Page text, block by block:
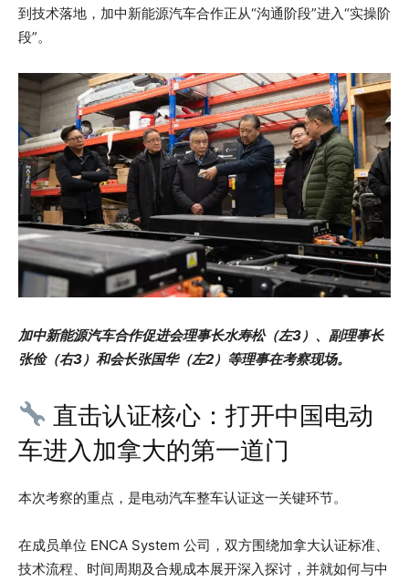
到技术落地，加中新能源汽车合作正从“沟通阶段”进入“实操阶
段”。
加中新能源汽车合作促进会理事长水寿松（左3）、副理事长
张俭（右3）和会长张国华（左2）等理事在考察现场。
直击认证核心：打开中国电动
车进入加拿大的第一道门
本次考察的重点，是电动汽车整车认证这一关键环节。
在成员单位 ENCA System 公司，双方围绕加拿大认证标准、
技术流程、时间周期及合规成本展开深入探讨，并就如何与中